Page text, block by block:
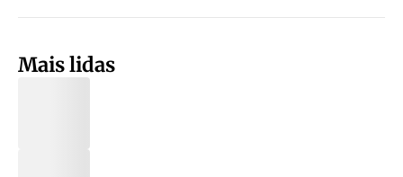
Mais lidas